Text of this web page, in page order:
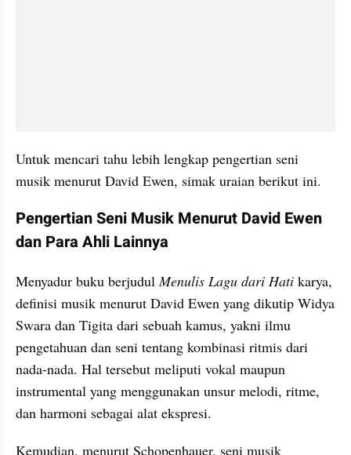
Untuk mencari tahu lebih lengkap pengertian seni
musik menurut David Ewen, simak uraian berikut ini.
Pengertian Seni Musik Menurut David Ewen
dan Para Ahli Lainnya
Menyadur buku berjudul Menulis Lagu dari Hati karya,
definisi musik menurut David Ewen yang dikutip Widya
Swara dan Tigita dari sebuah kamus, yakni ilmu
pengetahuan dan seni tentang kombinasi ritmis dari
nada-nada. Hal tersebut meliputi vokal maupun
instrumental yang menggunakan unsur melodi, ritme,
dan harmoni sebagai alat ekspresi.
Kemudian, menurut Schopenhauer, seni musik